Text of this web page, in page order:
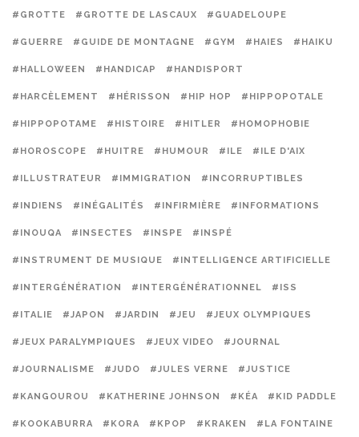
#GROTTE #GROTTE DE LASCAUX #GUADELOUPE
#GUERRE #GUIDE DE MONTAGNE #GYM #HAIES #HAIKU
#HALLOWEEN #HANDICAP #HANDISPORT
#HARCÈLEMENT #HÉRISSON #HIP HOP #HIPPOPOTALE
#HIPPOPOTAME #HISTOIRE #HITLER #HOMOPHOBIE
#HOROSCOPE #HUITRE #HUMOUR #ILE #ILE D'AIX
#ILLUSTRATEUR #IMMIGRATION #INCORRUPTIBLES
#INDIENS #INÉGALITÉS #INFIRMIÈRE #INFORMATIONS
#INOUQA #INSECTES #INSPE #INSPÉ
#INSTRUMENT DE MUSIQUE #INTELLIGENCE ARTIFICIELLE
#INTERGÉNÉRATION #INTERGÉNÉRATIONNEL #ISS
#ITALIE #JAPON #JARDIN #JEU #JEUX OLYMPIQUES
#JEUX PARALYMPIQUES #JEUX VIDEO #JOURNAL
#JOURNALISME #JUDO #JULES VERNE #JUSTICE
#KANGOUROU #KATHERINE JOHNSON #KÉA #KID PADDLE
#KOOKABURRA #KORA #KPOP #KRAKEN #LA FONTAINE